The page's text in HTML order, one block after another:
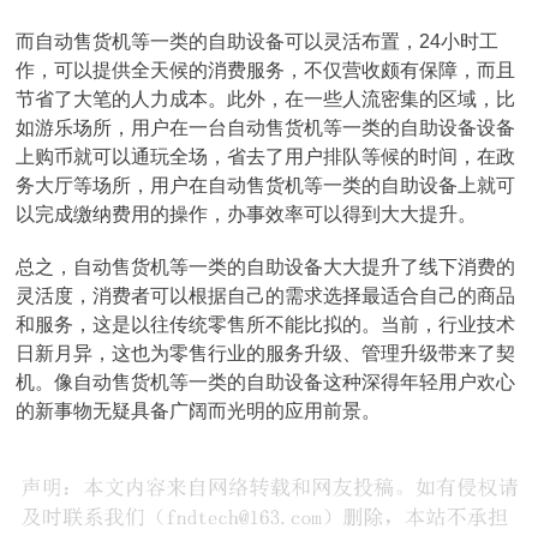
而自动售货机等一类的自助设备可以灵活布置，24小时工
作，可以提供全天候的消费服务，不仅营收颇有保障，而且
节省了大笔的人力成本。此外，在一些人流密集的区域，比
如游乐场所，用户在一台自动售货机等一类的自助设备设备
上购币就可以通玩全场，省去了用户排队等候的时间，在政
务大厅等场所，用户在自动售货机等一类的自助设备上就可
以完成缴纳费用的操作，办事效率可以得到大大提升。
总之，自动售货机等一类的自助设备大大提升了线下消费的
灵活度，消费者可以根据自己的需求选择最适合自己的商品
和服务，这是以往传统零售所不能比拟的。当前，行业技术
日新月异，这也为零售行业的服务升级、管理升级带来了契
机。像自动售货机等一类的自助设备这种深得年轻用户欢心
的新事物无疑具备广阔而光明的应用前景。